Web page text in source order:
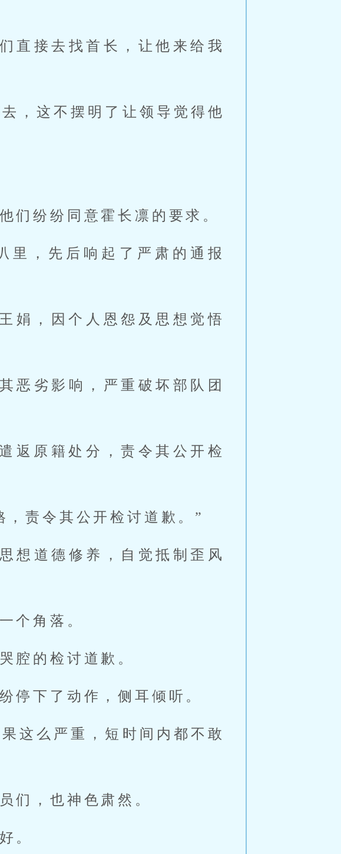
直接去找首长，让他来给我
，这不摆明了让领导觉得他
们纷纷同意霍长凛的要求。
里，先后响起了严肃的通报
娟，因个人恩怨及思想觉悟
恶劣影响，严重破坏部队团
返原籍处分，责令其公开检
责令其公开检讨道歉。”
想道德修养，自觉抵制歪风
个角落。
腔的检讨道歉。
停下了动作，侧耳倾听。
这么严重，短时间内都不敢
们，也神色肃然。
。